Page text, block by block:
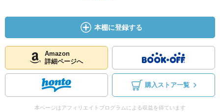
本棚に登録する
Amazon
詳細ページへ
購入ストア一覧
本ページはアフィリエイトプログラムによる収益を得ています